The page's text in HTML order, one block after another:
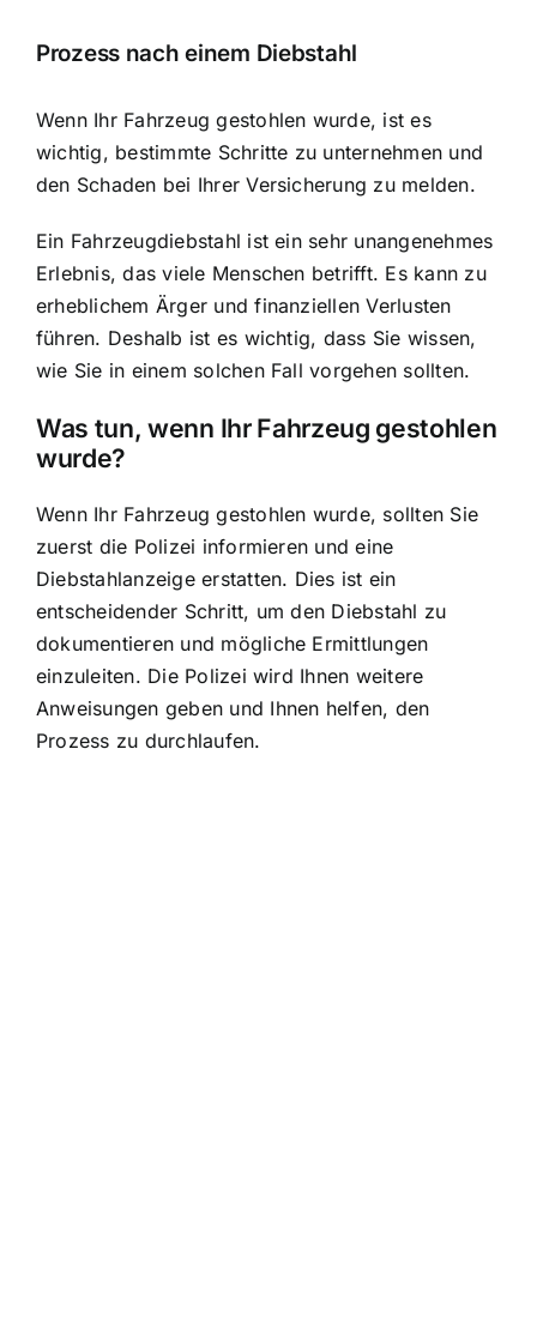
Prozess nach einem Diebstahl
Wenn Ihr Fahrzeug gestohlen wurde, ist es
wichtig, bestimmte Schritte zu unternehmen und
den Schaden bei Ihrer Versicherung zu melden.
Ein Fahrzeugdiebstahl ist ein sehr unangenehmes
Erlebnis, das viele Menschen betrifft. Es kann zu
erheblichem Ärger und finanziellen Verlusten
führen. Deshalb ist es wichtig, dass Sie wissen,
wie Sie in einem solchen Fall vorgehen sollten.
Was tun, wenn Ihr Fahrzeug gestohlen
wurde?
Wenn Ihr Fahrzeug gestohlen wurde, sollten Sie
zuerst die Polizei informieren und eine
Diebstahlanzeige erstatten. Dies ist ein
entscheidender Schritt, um den Diebstahl zu
dokumentieren und mögliche Ermittlungen
einzuleiten. Die Polizei wird Ihnen weitere
Anweisungen geben und Ihnen helfen, den
Prozess zu durchlaufen.